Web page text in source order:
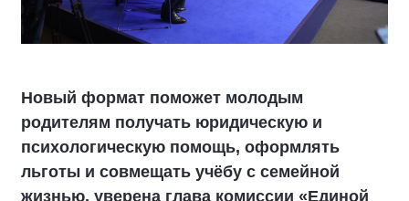
Новый формат поможет молодым
родителям получать юридическую и
психологическую помощь, оформлять
льготы и совмещать учёбу с семейной
жизнью, уверена глава комиссии «Единой